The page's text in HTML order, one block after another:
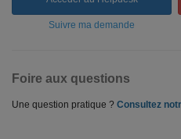
Suivre ma demande
Foire aux questions
Une question pratique ? Consultez